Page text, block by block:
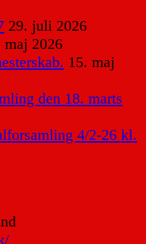
29. juli 2026
maj 2026
15. maj
den 18. marts
4/2-26 kl.